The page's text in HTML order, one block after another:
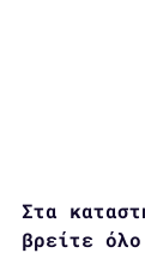
Στα
βρείτε